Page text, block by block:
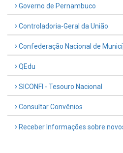
Governo de Pernambuco
Controladoria-Geral da União
Confederação Nacional de
QEdu
SICONFI - Tesouro Nacional
Consultar Convênios
Receber Informações sobre